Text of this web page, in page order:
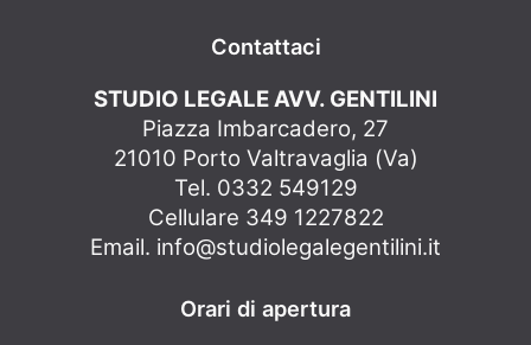
Contattaci
STUDIO LEGALE AVV. GENTILINI
Piazza Imbarcadero, 27
21010 Porto Valtravaglia (Va)
Tel. 0332 549129
Cellulare 349 1227822
Email. info@studiolegalegentilini.it
Orari di apertura